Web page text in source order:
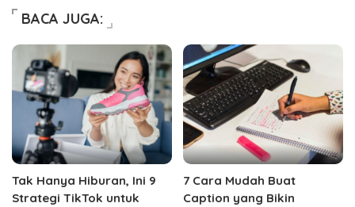
BACA JUGA:
Tak Hanya Hiburan, Ini 9
Strategi TikTok untuk
7 Cara Mudah Buat
Caption yang Bikin